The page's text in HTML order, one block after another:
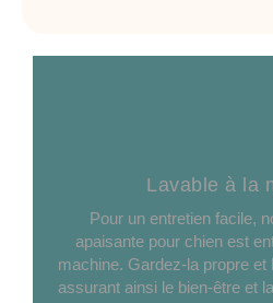
Lavable à la
Pour un entretien facile,
apaisante pour chien est
machine. Gardez-la propre et
assurant ainsi le bien-être et